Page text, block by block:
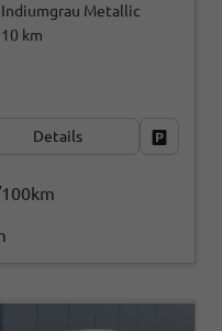
Indiumgrau Metallic
10 km
Details